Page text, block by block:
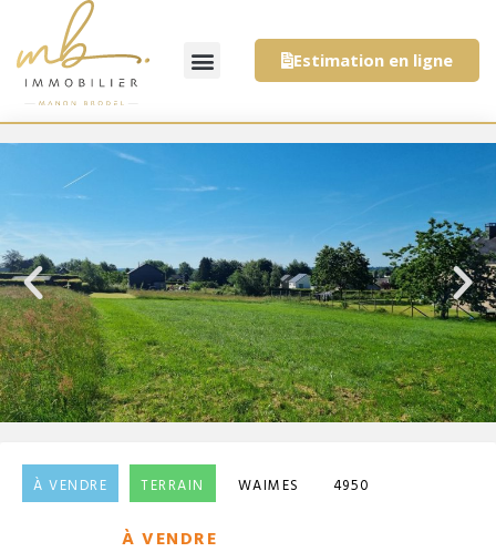
Estimation en ligne
À VENDRE TERRAIN WAIMES 4950
À VENDRE